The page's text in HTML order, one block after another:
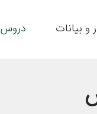
و بیانات دروس